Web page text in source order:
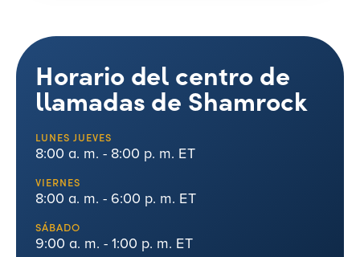
Horario del centro de
llamadas de Shamrock
LUNES JUEVES
8:00 a. m. - 8:00 p. m. ET
VIERNES
8:00 a. m. - 6:00 p. m. ET
SÁBADO
9:00 a. m. - 1:00 p. m. ET